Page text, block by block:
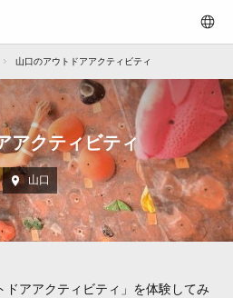
山口のアウトドアアクティビティ
アクティビティ
山口
ドアアクティビティ」を体験してみ